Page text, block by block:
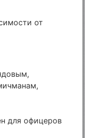
от
для офицеров